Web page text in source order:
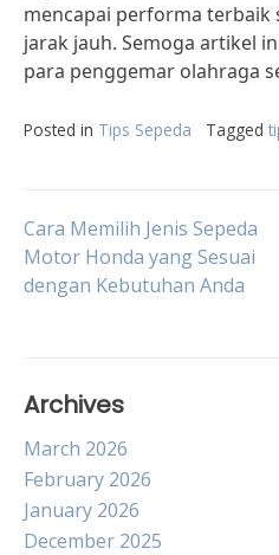
mencapai performa terbaik
jarak jauh. Semoga artikel
para penggemar olahraga
Posted in Tips Sepeda Tagged
Post
navigation
Cara Memilih Jenis Sepeda
Motor Honda yang Sesuai
dengan Kebutuhan Anda
Archives
March 2026
February 2026
January 2026
December 2025